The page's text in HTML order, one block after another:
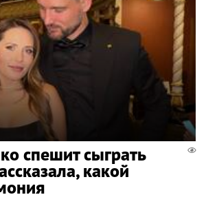
спешит сыграть
какой